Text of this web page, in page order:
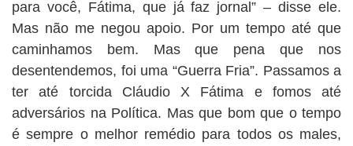
para você, Fátima, que já faz jornal” – disse ele.
Mas não me negou apoio. Por um tempo até que
caminhamos bem. Mas que pena que nos
desentendemos, foi uma “Guerra Fria”. Passamos a
ter até torcida Cláudio X Fátima e fomos até
adversários na Política. Mas que bom que o tempo
é sempre o melhor remédio para todos os males,